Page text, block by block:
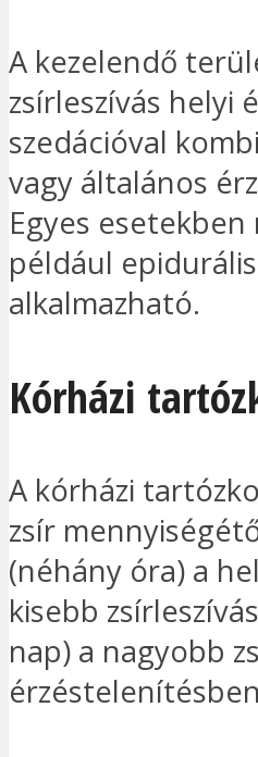
A kezelendő
zsírleszívás helyi
szedációval
vagy általános
Egyes
például
alkalmazható.
Kórházi
A kórházi
zsír
(néhány óra) a
kisebb
nap) a nagyobb